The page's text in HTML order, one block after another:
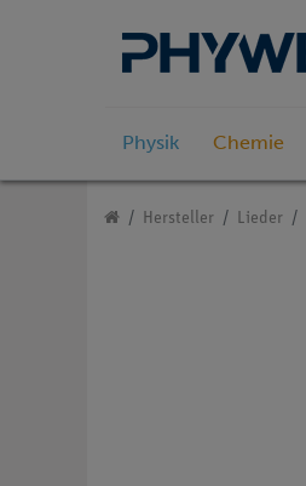
Physik Chemie
Hersteller Lieder